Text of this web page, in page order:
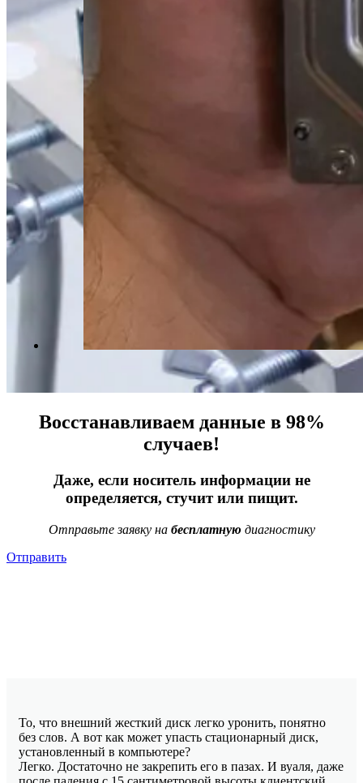
Восстанавливаем данные в 98%
случаев!
Даже, если носитель информации не
определяется, стучит или пищит.
Отправьте заявку на бесплатную диагностику
Отправить
То, что внешний жесткий диск легко уронить, понятно
без слов. А вот как может упасть стационарный диск,
установленный в компьютере?
Легко. Достаточно не закрепить его в пазах. И вуаля, даже